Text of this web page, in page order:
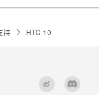
持 HTC 10‎